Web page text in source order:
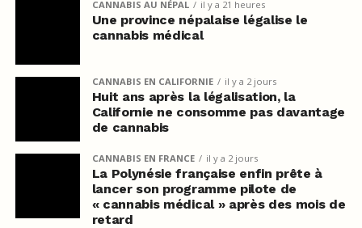
CANNABIS AU NÉPAL il y a 21 heures
Une province népalaise légalise le
cannabis médical
CANNABIS EN CALIFORNIE il y a 2 jours
Huit ans après la légalisation, la
Californie ne consomme pas davantage
de cannabis
CANNABIS EN FRANCE il y a 2 jours
La Polynésie française enfin prête à
lancer son programme pilote de
« cannabis médical » après des mois de
retard